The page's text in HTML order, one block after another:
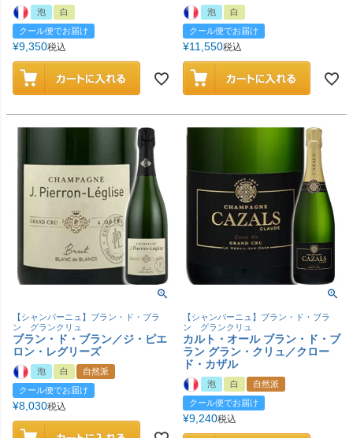
泡
白
クール便でお届け
¥9,350税込
泡
白
クール便でお届け
¥11,550税込
【シャンパーニュ】ブラン・ド・ブラ
ン グランクリュ
ブラン・ド・ブラン／ジ・ピエ
ロン・レグリーズ
泡 白
自然派
クール便でお届け
¥8,030税込
【シャンパーニュ】ブラン・ド・ブラ
ン グランクリュ
カルト・オール ブラン・ド・ブ
ラン グラン・クリュ／クロー
ド・カザル
泡 白
自然派
クール便でお届け
¥9,240税込